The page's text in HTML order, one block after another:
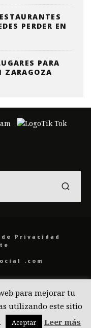
PERDER EN
PARA
ZARAGOZA
Privacidad
.com
para mejorar tu
utilizando este sitio
Aceptar Leer más